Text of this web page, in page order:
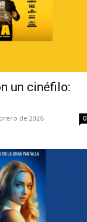
un cinéfilo:
de 2026 0